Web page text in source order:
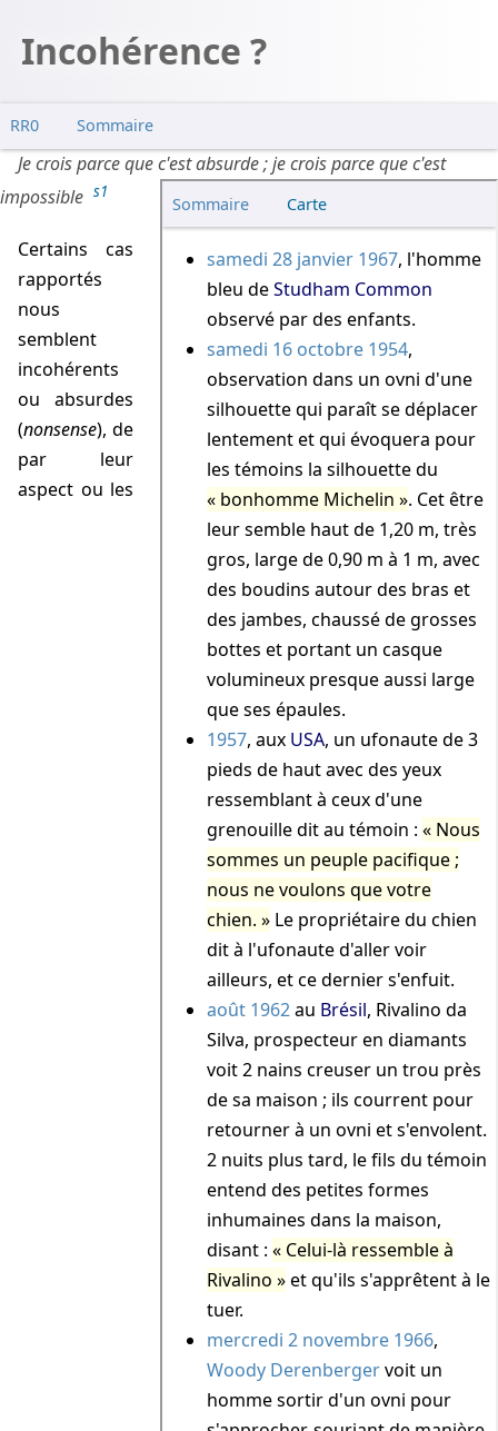
Incohérence ?
RR0 Sommaire
Contre l'HET au 1er degré
Anachronismes
Incohérences
Interprétations
HET
HPN
Je crois parce que c'est absurde ; je crois parce que c'est
impossible s1
Certains cas
rapportés
nous
semblent
incohérents
ou absurdes
(nonsense), de
par leur
aspect ou les